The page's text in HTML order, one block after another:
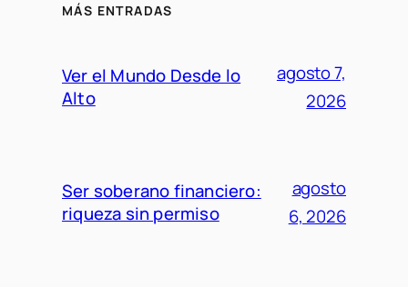
MÁS ENTRADAS
Ver el Mundo Desde lo
Alto
agosto 7,
2026
Ser soberano financiero:
riqueza sin permiso
agosto
6, 2026